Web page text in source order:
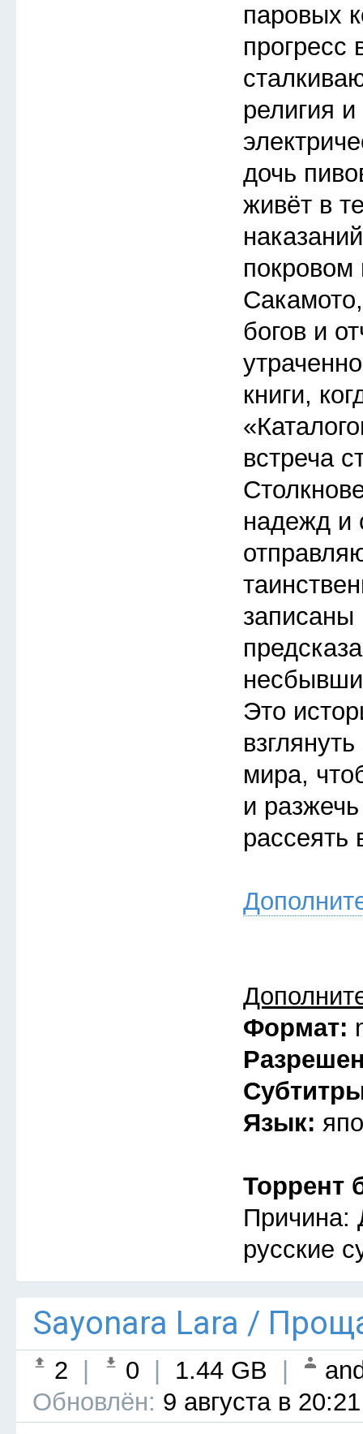
паровых
прогресс
религия
дочь
живёт в
покровом
богов и
книги,
встреча
надежд и
записаны
Это
мира,
и
рассеять
Формат:
Язык:
Торрент
Причина:
русские
Sayonara Lara /
2 0 1.44 GB
Обновлён: 9 августа в 20:21